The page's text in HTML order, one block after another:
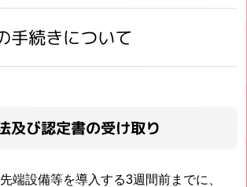
手続きについて
及び認定書の受け取り
端設備等を導入する3週間前までに、